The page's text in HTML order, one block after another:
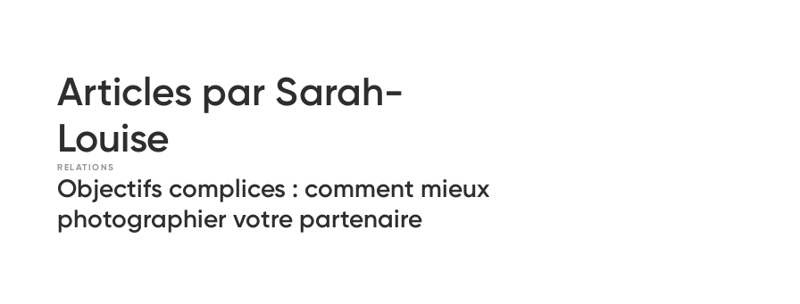
Articles par Sarah-
Louise
RELATIONS
Objectifs complices : comment mieux
photographier votre partenaire